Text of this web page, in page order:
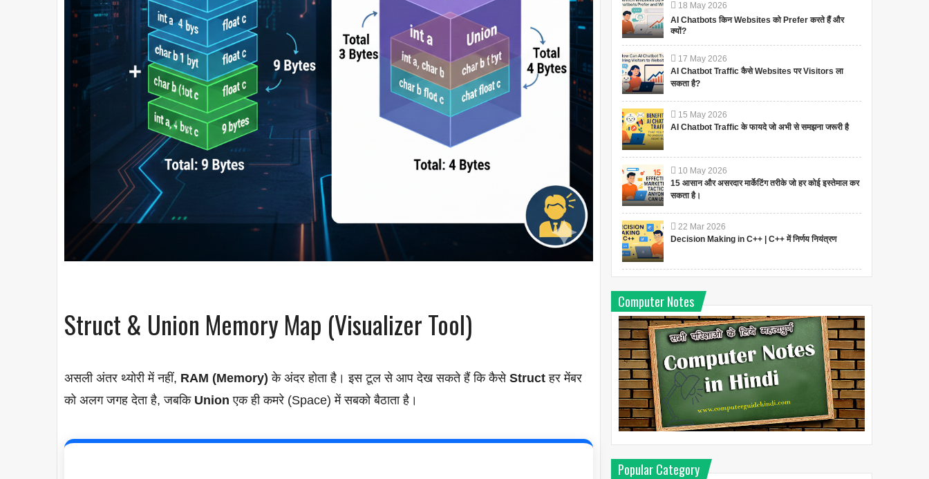
Struct & Union Memory Map (Visualizer Tool)
असली अंतर थ्योरी में नहीं, RAM (Memory) के अंदर होता है। इस टूल से आप देख सकते हैं कि कैसे Struct हर मेंबर
को अलग जगह देता है, जबकि Union एक ही कमरे (Space) में सबको बैठाता है।
18 May 2026
AI Chatbots किन Websites को Prefer करते हैं और
क्यों?
17 May 2026
AI Chatbot Traffic कैसे Websites पर Visitors ला
सकता है?
15 May 2026
AI Chatbot Traffic के फायदे जो अभी से समझना जरूरी है
10 May 2026
15 आसान और असरदार मार्केटिंग तरीके जो हर कोई इस्तेमाल कर
सकता है।
22 Mar 2026
Decision Making in C++ | C++ में निर्णय नियंत्रण
Computer Notes
Popular Category